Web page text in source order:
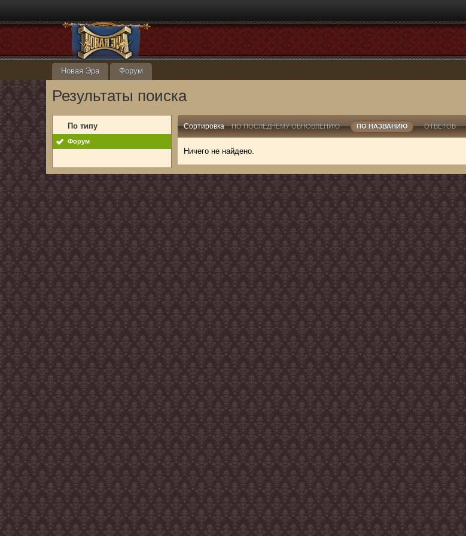
Новая Эра Форум
Результаты поиска
По типу
Форум
Сортировка ПО ПОСЛЕДНЕМУ ОБНОВЛЕНИЮ ПО НАЗВАНИЮ ОТВЕТОВ
Ничего не найдено.